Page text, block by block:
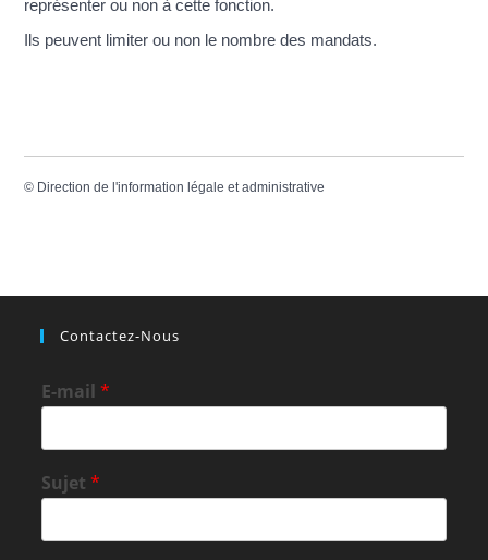
représenter ou non à cette fonction.
Ils peuvent limiter ou non le nombre des mandats.
© Direction de l'information légale et administrative
Contactez-Nous
E-mail*
Sujet*